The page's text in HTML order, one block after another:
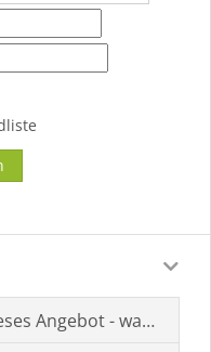
Angebot - was muss